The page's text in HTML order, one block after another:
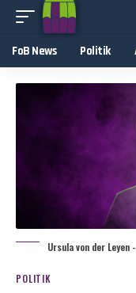
FoB News Politik
Ursula von der Leyen
POLITIK